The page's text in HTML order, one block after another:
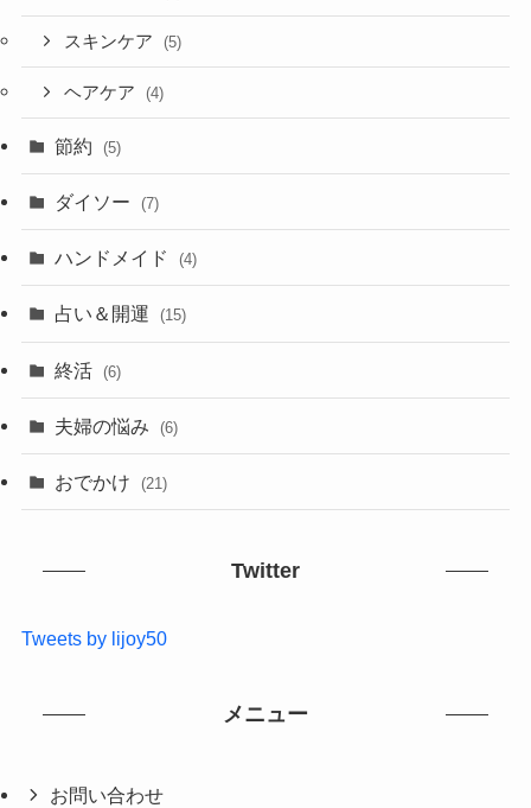
スキンケア (5)
ヘアケア (4)
節約 (5)
ダイソー (7)
ハンドメイド (4)
占い＆開運 (15)
終活 (6)
夫婦の悩み (6)
おでかけ (21)
Twitter
Tweets by lijoy50
メニュー
お問い合わせ